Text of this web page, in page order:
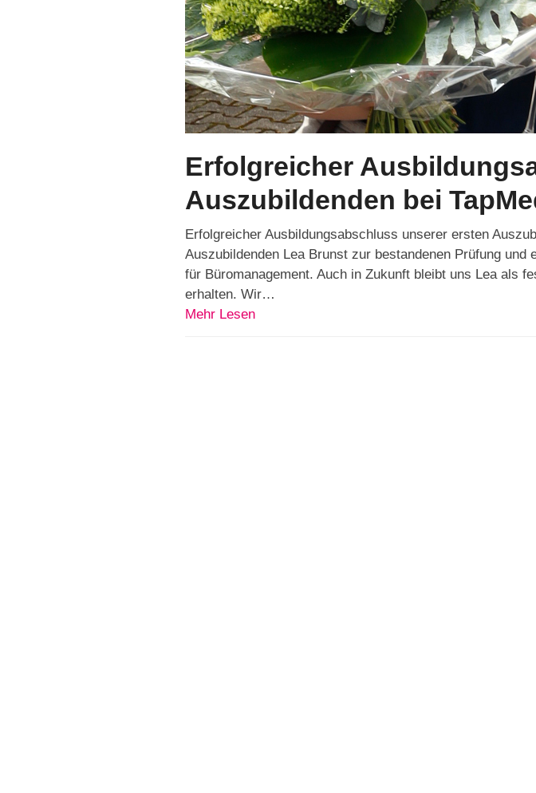
Erfolgreicher
Auszubildenden bei
Erfolgreicher Ausbildungsabschluss unserer ersten
Auszubildenden Lea Brunst zur bestandenen Prüfung
für Büromanagement. Auch in Zukunft bleibt uns Lea als
erhalten. Wir…
Mehr Lesen